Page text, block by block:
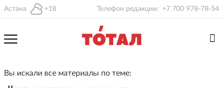
Астана +18 Телефон редакции: +7 700 978-78-54
Вы искали все материалы по теме: